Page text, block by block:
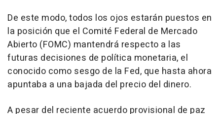
De este modo, todos los ojos estarán puestos en
la posición que el Comité Federal de Mercado
Abierto (FOMC) mantendrá respecto a las
futuras decisiones de política monetaria, el
conocido como sesgo de la Fed, que hasta ahora
apuntaba a una bajada del precio del dinero.
A pesar del reciente acuerdo provisional de paz